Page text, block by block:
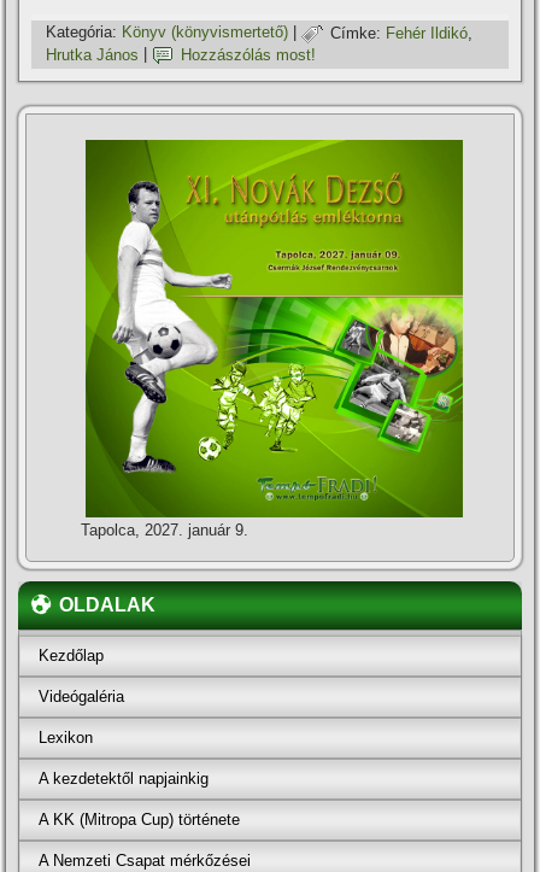
Kategória: Könyv (könyvismertető) | Címke: Fehér Ildikó
Hrutka János
Hozzászólás most!
Tapolca, 2027. január 9.
OLDALAK
Kezdőlap
Videógaléria
Lexikon
A kezdetektől napjainkig
A KK (Mitropa Cup) története
A Nemzeti Csapat mérkőzései